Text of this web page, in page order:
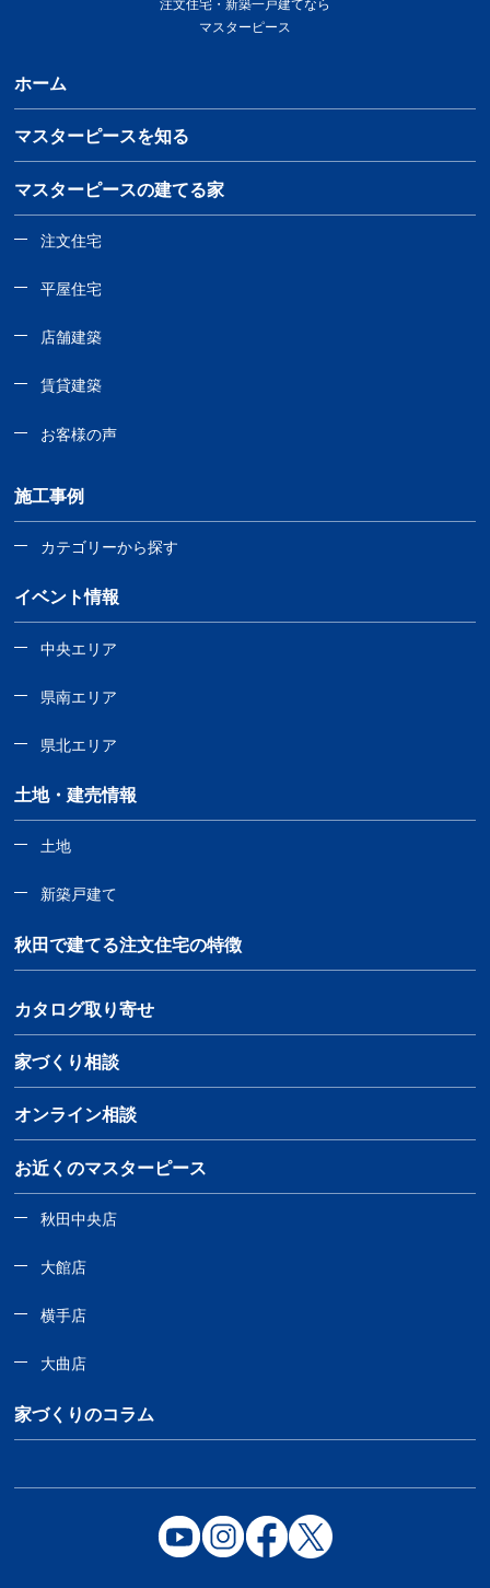
注文住宅・新築一戸建てなら
マスターピース
ホーム
マスターピースを知る
マスターピースの建てる家
注文住宅
平屋住宅
店舗建築
賃貸建築
お客様の声
施工事例
カテゴリーから探す
イベント情報
中央エリア
県南エリア
県北エリア
土地・建売情報
土地
新築戸建て
秋田で建てる注文住宅の特徴
カタログ取り寄せ
家づくり相談
オンライン相談
お近くのマスターピース
秋田中央店
大館店
横手店
大曲店
家づくりのコラム